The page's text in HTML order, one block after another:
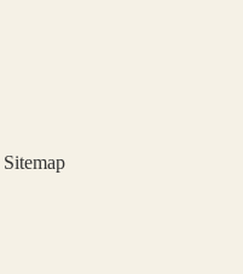
Sitemap